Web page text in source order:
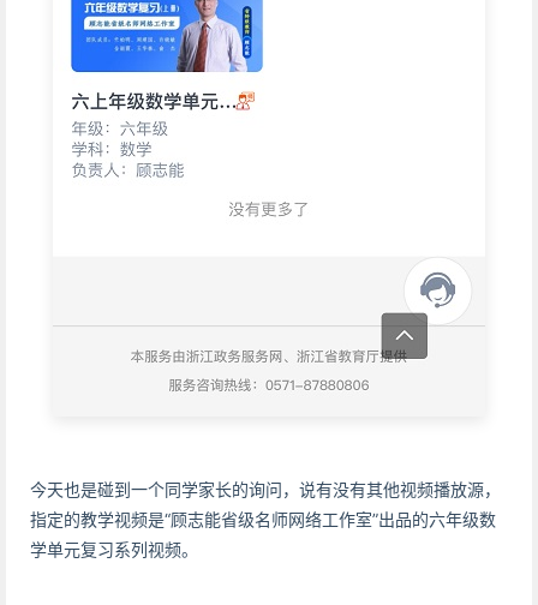
今天也是碰到一个同学家长的询问，说有没有其他视频播放源，
指定的教学视频是“顾志能省级名师网络工作室”出品的六年级数
学单元复习系列视频。